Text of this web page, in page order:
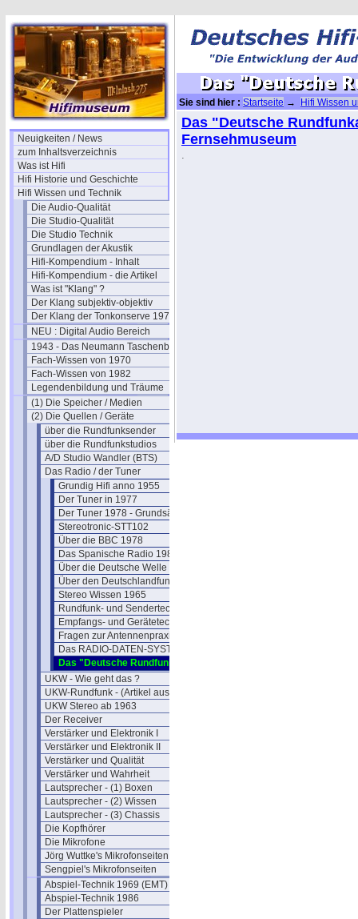
Neuigkeiten / News
zum Inhaltsverzeichnis
Was ist Hifi
Hifi Historie und Geschichte
Hifi Wissen und Technik
Die Audio-Qualität
Die Studio-Qualität
Die Studio Technik
Grundlagen der Akustik
Hifi-Kompendium - Inhalt
Hifi-Kompendium - die Artikel
Was ist "Klang" ?
Der Klang subjektiv-objektiv
Der Klang der Tonkonserve 1979
NEU : Digital Audio Bereich
1943 - Das Neumann Taschenbuch
Fach-Wissen von 1970
Fach-Wissen von 1982
Legendenbildung und Träume
(1) Die Speicher / Medien
(2) Die Quellen / Geräte
über die Rundfunksender
über die Rundfunkstudios
A/D Studio Wandler (BTS)
Das Radio / der Tuner
Grundig Hifi anno 1955
Der Tuner in 1977
Der Tuner 1978 - Grundsätzliches
Stereotronic-STT102
Über die BBC 1978
Das Spanische Radio 1981
Über die Deutsche Welle 1980
Über den Deutschlandfunk 1980
Stereo Wissen 1965
Rundfunk- und Sendertechnik
Empfangs- und Gerätetechnik
Fragen zur Antennenpraxis 1982
Das RADIO-DATEN-SYSTEM
Das "Deutsche Rundfunkarchiv"
UKW - Wie geht das ?
UKW-Rundfunk - (Artikel aus 1950)
UKW Stereo ab 1963
Der Receiver
Verstärker und Elektronik I
Verstärker und Elektronik II
Verstärker und Qualität
Verstärker und Wahrheit
Lautsprecher - (1) Boxen
Lautsprecher - (2) Wissen
Lautsprecher - (3) Chassis
Die Kopfhörer
Die Mikrofone
Jörg Wuttke's Mikrofonseiten
Sengpiel's Mikrofonseiten
Abspiel-Technik 1969 (EMT)
Abspiel-Technik 1986
Der Plattenspieler
Sie sind hier : Startseite →
Hifi Wissen
Tuner
→ Das "Deutsche Rundfunkarchiv"
Das "Deutsche
Fernsehmuseum
.